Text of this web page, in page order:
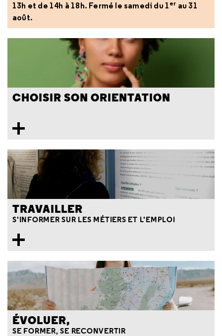
13h et de 14h à 18h. Fermé le samedi du 1er au 31
août.
CHOISIR SON ORIENTATION
TRAVAILLER
S'INFORMER SUR LES MÉTIERS ET L'EMPLOI
ÉVOLUER,
SE FORMER, SE RECONVERTIR